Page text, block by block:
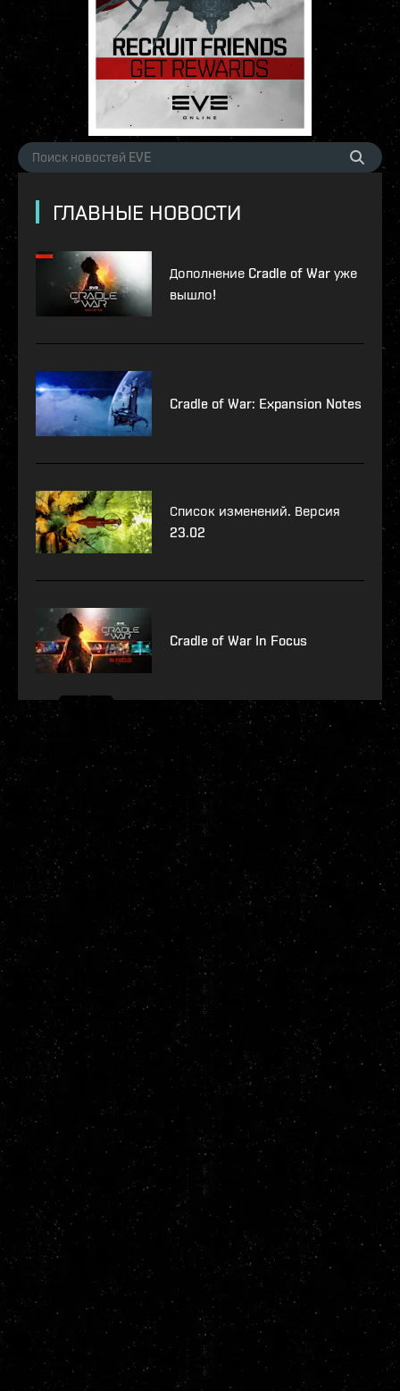
ГЛАВНЫЕ НОВОСТИ
Дополнение Cradle of War уже
вышло!
Cradle of War: Expansion Notes
Список изменений. Версия
23.02
Cradle of War In Focus